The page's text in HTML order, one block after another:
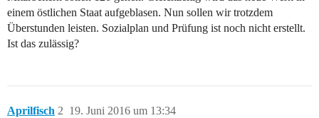
einem östlichen Staat aufgeblasen. Nun sollen wir trotzdem
Überstunden leisten. Sozialplan und Prüfung ist noch nicht erstellt.
Ist das zulässig?
Aprilfisch 19. Juni 2016 um 13:34
2